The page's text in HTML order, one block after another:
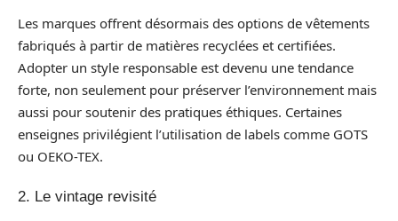
Les marques offrent désormais des options de vêtements
fabriqués à partir de matières recyclées et certifiées.
Adopter un style responsable est devenu une tendance
forte, non seulement pour préserver l’environnement mais
aussi pour soutenir des pratiques éthiques. Certaines
enseignes privilégient l’utilisation de labels comme GOTS
ou OEKO-TEX.
2. Le vintage revisité